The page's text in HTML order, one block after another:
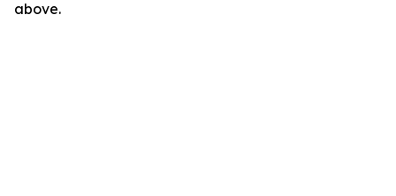
above.